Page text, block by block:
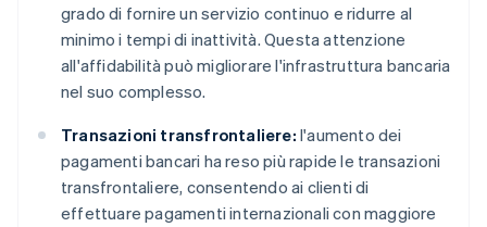
grado di fornire un servizio continuo e ridurre al
minimo i tempi di inattività. Questa attenzione
all'affidabilità può migliorare l'infrastruttura bancaria
nel suo complesso.
Transazioni transfrontaliere: l'aumento dei
pagamenti bancari ha reso più rapide le transazioni
transfrontaliere, consentendo ai clienti di
effettuare pagamenti internazionali con maggiore